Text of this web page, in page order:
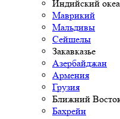
Индийский
Маврикий
Мальдивы
Сейшелы
Закавказье
Азербайджан
Армения
Грузия
Ближний
Бахрейн